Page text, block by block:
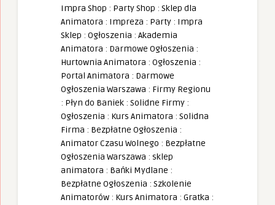
Impra Shop : Party Shop : Sklep dla
Animatora : Impreza : Party : Impra
Sklep : Ogłoszenia : Akademia
Animatora : Darmowe Ogłoszenia :
Hurtownia Animatora : Ogłoszenia :
Portal Animatora : Darmowe
Ogłoszenia Warszawa : Firmy Regionu
: Płyn do Baniek : Solidne Firmy :
Ogłoszenia : Kurs Animatora : Solidna
Firma : Bezpłatne Ogłoszenia :
Animator Czasu Wolnego : Bezpłatne
Ogłoszenia Warszawa : sklep
animatora : Bańki Mydlane :
Bezpłatne Ogłoszenia : Szkolenie
Animatorów : Kurs Animatora : Gratka :